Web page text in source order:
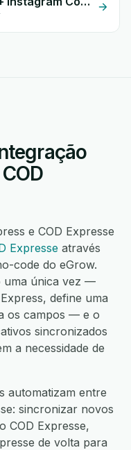
e COD Expresse
Expresse através
code do eGrow.
uma única vez —
define uma
os campos — e o
sincronizados
a necessidade de
automatizam entre
sincronizar novos
COD Expresse,
de volta para